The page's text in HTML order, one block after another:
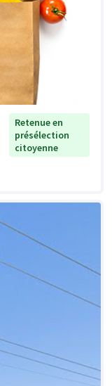
Retenue en
présélection
citoyenne